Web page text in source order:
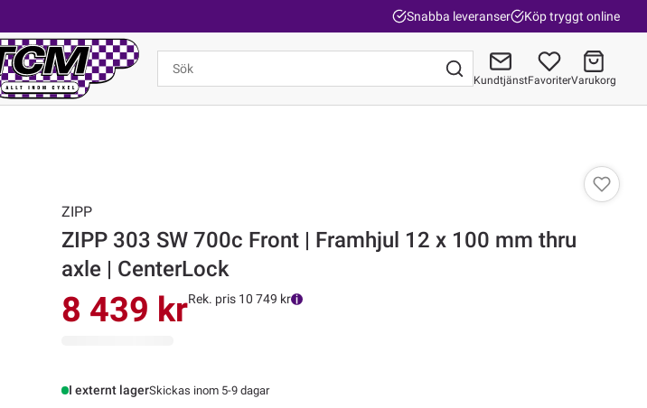
Snabba leveranser Köp tryggt online
KundtjänstFavoriterVarukorg
ZIPP
ZIPP 303 SW 700c Front | Framhjul 12 x 100 mm thru
axle | CenterLock
8 439 krRek. pris 10 749 kr
I externt lagerSkickas inom 5-9 dagar